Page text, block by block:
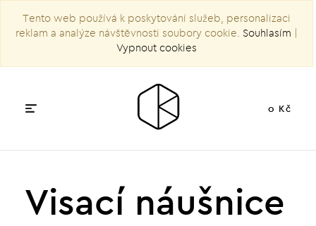
Tento web používá k poskytování služeb, personalizaci
reklam a analýze návštěvnosti soubory cookie. Souhlasím |
Vypnout cookies
0 Kč
Visací náušnice